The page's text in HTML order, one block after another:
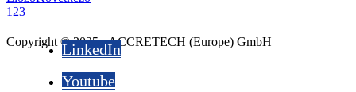
1 23
Copyright © 2025 - ACCRETECH (Europe) GmbH
LinkedIn
Youtube